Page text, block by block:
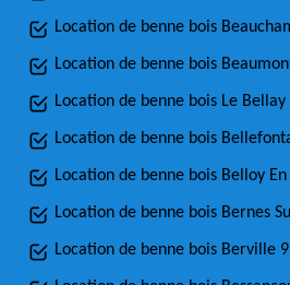
Location de benne bois
Location de benne bois
Location de benne bois Le Bellay
Location de benne bois
Location de benne bois Belloy
Location de benne bois Bernes
Location de benne bois Berville